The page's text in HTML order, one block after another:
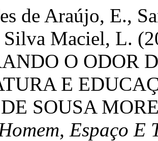
de Araújo, E.,
Silva Maciel, L.
O ODOR
E
SOUSA
Espaço E